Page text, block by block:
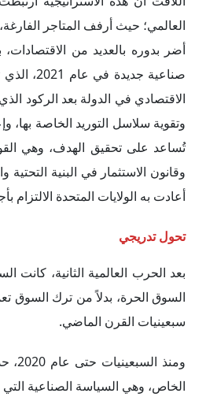
العالمي؛ حيث أرفف المتاجر
أضر بدوره بالعديد من
صناعية
الاقتصادي في الدولة بعد الركود
وتقوية سلاسل التوريد الخاصة بها،
أعادت به الولايات المتحدة الالتزام
تحول تدريجي
بعد الحرب العالمية الثانية،
السوق الحرة، بدلاً من ترك السوق
سبعينيات القرن الماضي.
الخاص، وهي السياسة الصناعية التي